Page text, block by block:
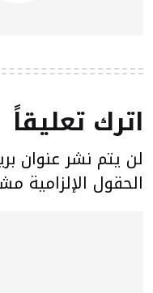
اترك تعليقاً
لن يتم نشر عنوان
الحقول الإلزامية